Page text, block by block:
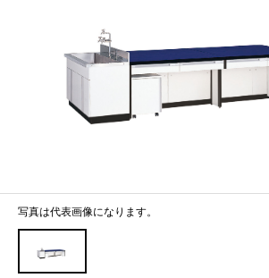
写真は代表画像になります。